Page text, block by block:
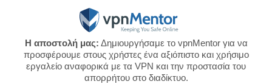
Η αποστολή μας: Δημιουργήσαμε το vpnMentor για να
προσφέρουμε στους χρήστες ένα αξιόπιστο και χρήσιμο
εργαλείο αναφορικά με τα VPN και την προστασία του
απορρήτου στο διαδίκτυο.